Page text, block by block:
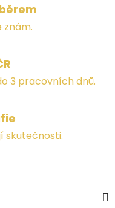
znám.
3 pracovních dnů.
skutečnosti.